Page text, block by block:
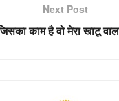
Next Post
काम है वो मेरा खाटू